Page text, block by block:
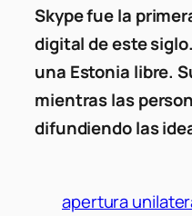
Skype fue la
digital de este
una Estonia libre.
mientras las
difundiendo las
apertura